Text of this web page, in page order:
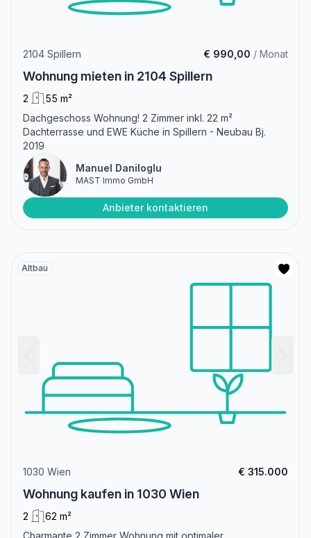
2104 Spillern € 990,00 / Monat
Wohnung mieten in 2104 Spillern
2
55 m²
Dachgeschoss Wohnung! 2 Zimmer inkl. 22 m²
Dachterrasse und EWE Küche in Spillern - Neubau Bj.
2019
Manuel Daniloglu
MAST Immo GmbH
Anbieter kontaktieren
Altbau
1030 Wien € 315.000
Wohnung kaufen in 1030 Wien
2
62 m²